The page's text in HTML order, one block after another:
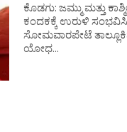
ಕೊಡಗು: ಜಮ್ಮು ಮತ್ತು
ಕಂದಕಕ್ಕೆ ಉರುಳಿ
ಸೋಮವಾರಪೇಟೆ
ಯೋಧ...